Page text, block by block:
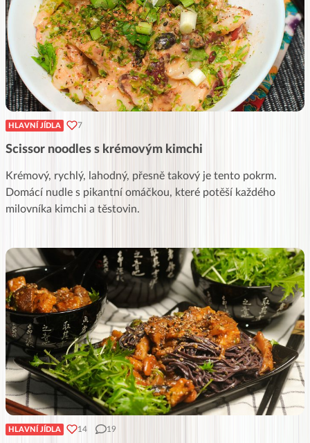
HLAVNÍ JÍDLA 7
Scissor noodles s krémovým kimchi
Krémový, rychlý, lahodný, přesně takový je tento pokrm.
Domácí nudle s pikantní omáčkou, které potěší každého
milovníka kimchi a těstovin.
HLAVNÍ JÍDLA 14 19